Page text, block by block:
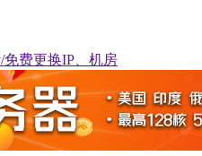
免费更换IP、机房